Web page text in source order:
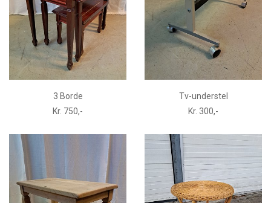
3 Borde
Kr. 750,-
Tv-understel
Kr. 300,-